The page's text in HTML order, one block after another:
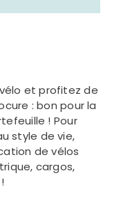
et profitez de
: bon pour la
! Pour
style de vie,
de vélos
cargos,